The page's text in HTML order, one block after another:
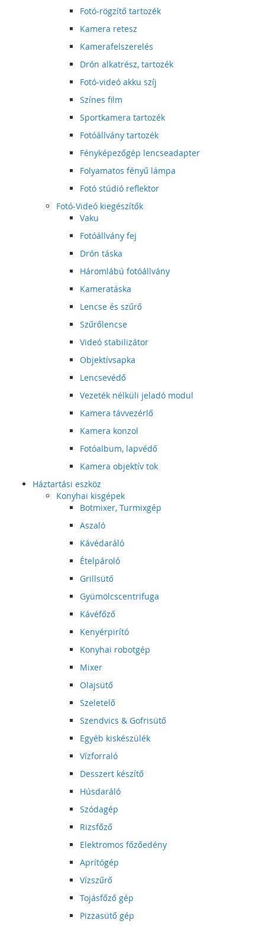
Fotó-rögzítő tartozék
Kamera retesz
Kamerafelszerelés
Drón alkatrész, tartozék
Fotó-videó akku szíj
Színes film
Sportkamera tartozék
Fotóállvány tartozék
Fényképezőgép lencseadapter
Folyamatos fényű lámpa
Fotó stúdió reflektor
Fotó-Videó kiegészítők
Vaku
Fotóállvány fej
Drón táska
Háromlábú fotóállvány
Kameratáska
Lencse és szűrő
Szűrőlencse
Videó stabilizátor
Objektívsapka
Lencsevédő
Vezeték nélküli jeladó modul
Kamera távvezérlő
Kamera konzol
Fotóalbum, lapvédő
Kamera objektív tok
Háztartási eszköz
Konyhai kisgépek
Botmixer, Turmixgép
Aszaló
Kávédaráló
Ételpároló
Grillsütő
Gyümölcscentrifuga
Kávéfőző
Kenyérpirító
Konyhai robotgép
Mixer
Olajsütő
Szeletelő
Szendvics & Gofrisütő
Egyéb kiskészülék
Vízforraló
Desszert készítő
Húsdaráló
Szódagép
Rizsfőző
Elektromos főzőedény
Aprítógép
Vízszűrő
Tojásfőző gép
Pizzasütő gép